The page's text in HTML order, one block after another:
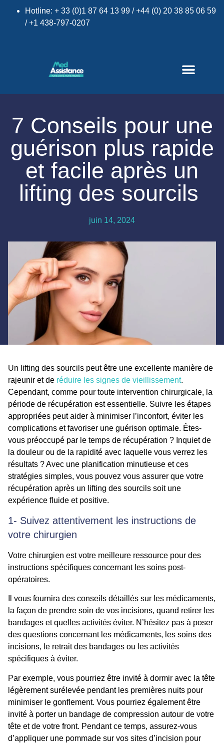
Hotline: + 33 (0)1 87 64 13 99 / +44 (0) 20 38 85 06 59
/ +1 438-797-0207
7 Conseils pour une
guérison plus rapide
et facile après un
lifting des sourcils
juin 14, 2024
Un lifting des sourcils peut être une excellente manière de
rajeunir et de réduire les signes de vieillissement.
Cependant, comme pour toute intervention chirurgicale, la
période de récupération est essentielle. Suivre les étapes
appropriées peut aider à minimiser l’inconfort, éviter les
complications et favoriser une guérison optimale. Êtes-
vous préoccupé par le temps de récupération ? Inquiet de
la douleur ou de la rapidité avec laquelle vous verrez les
résultats ? Avec une planification minutieuse et ces
stratégies simples, vous pouvez vous assurer que votre
récupération après un lifting des sourcils soit une
expérience fluide et positive.
1- Suivez attentivement les instructions de
votre chirurgien
Votre chirurgien est votre meilleure ressource pour des
instructions spécifiques concernant les soins post-
opératoires.
Il vous fournira des conseils détaillés sur les médicaments,
la façon de prendre soin de vos incisions, quand retirer les
bandages et quelles activités éviter. N’hésitez pas à poser
des questions concernant les médicaments, les soins des
incisions, le retrait des bandages ou les activités
spécifiques à éviter.
Par exemple, vous pourriez être invité à dormir avec la tête
légèrement surélevée pendant les premières nuits pour
minimiser le gonflement. Vous pourriez également être
invité à porter un bandage de compression autour de votre
tête et de votre front. Pendant ce temps, assurez-vous
d’appliquer une pommade sur vos sites d’incision pour
×